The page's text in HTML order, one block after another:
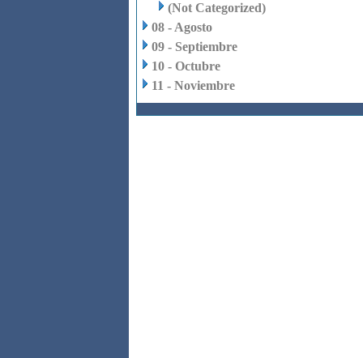
(Not Categorized)
08 - Agosto
09 - Septiembre
10 - Octubre
11 - Noviembre